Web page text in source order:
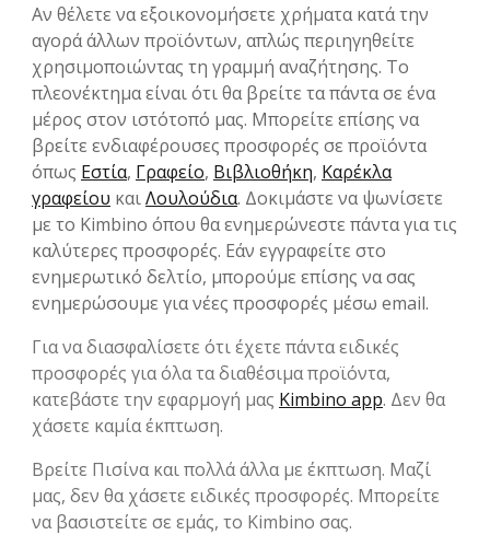
Αν θέλετε να εξοικονομήσετε χρήματα κατά την
αγορά άλλων προϊόντων, απλώς περιηγηθείτε
χρησιμοποιώντας τη γραμμή αναζήτησης. Το
πλεονέκτημα είναι ότι θα βρείτε τα πάντα σε ένα
μέρος στον ιστότοπό μας. Μπορείτε επίσης να
βρείτε ενδιαφέρουσες προσφορές σε προϊόντα
όπως Εστία, Γραφείο, Βιβλιοθήκη, Καρέκλα
γραφείου καιΛουλούδια. Δοκιμάστε να ψωνίσετε
με το Kimbino όπου θα ενημερώνεστε πάντα για τις
καλύτερες προσφορές. Εάν εγγραφείτε στο
ενημερωτικό δελτίο, μπορούμε επίσης να σας
ενημερώσουμε για νέες προσφορές μέσω email.
Για να διασφαλίσετε ότι έχετε πάντα ειδικές
προσφορές για όλα τα διαθέσιμα προϊόντα,
κατεβάστε την εφαρμογή μας Kimbino app. Δεν θα
χάσετε καμία έκπτωση.
Βρείτε Πισίνα και πολλά άλλα με έκπτωση. Μαζί
μας, δεν θα χάσετε ειδικές προσφορές. Μπορείτε
να βασιστείτε σε εμάς, το Kimbino σας.